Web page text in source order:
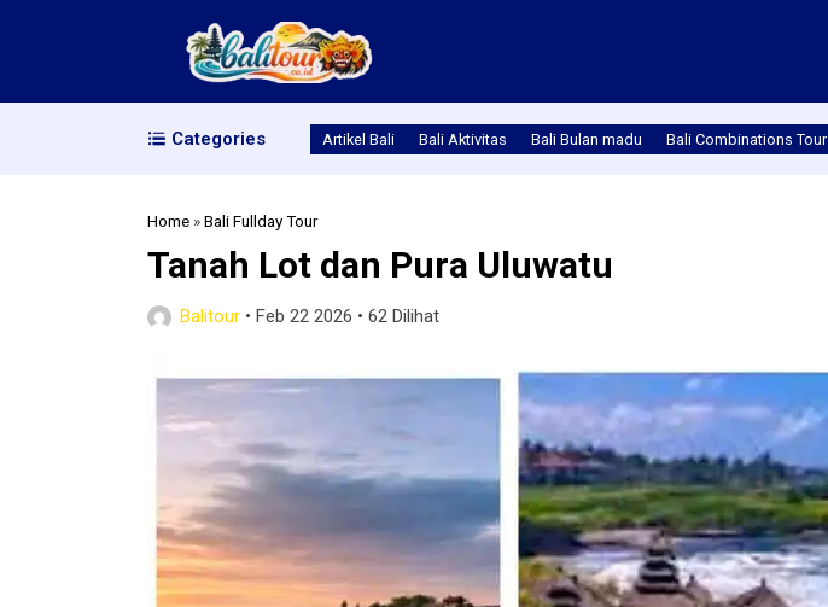
Categories Artikel Bali Bali Aktivitas Bali Bulan madu Bali Combinations Tour
Home »Bali Fullday Tour
Tanah Lot dan Pura Uluwatu
Balitour • Feb 22 2026 • 62 Dilihat